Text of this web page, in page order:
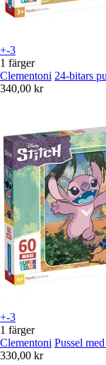
+-3
1 färger
Clementoni 24-bitars
340,00 kr
+-3
1 färger
Clementoni Pussel
330,00 kr